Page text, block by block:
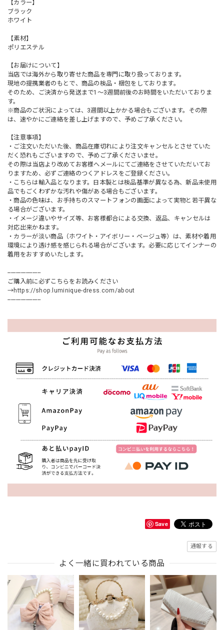
【カラー】
ブラック
ホワイト
【素材】
ポリエステル
【お届けについて】
当店では海外から取り寄せた商品を専門に取り扱っております。
現地の提携業者のもとで、商品の検品・梱包をしております。
そのため、ご決済から発送まで1～3週間前後のお時間をいただいておりま
す。
※商品のご状況によっては、3週間以上かかる場合もございます。その際
は、速やかにご連絡を差し上げますので、予めご了承ください。
【注意事項】
・ご注文いただいた後、商品在庫切れにより注文キャンセルとさせていた
だく恐れもございますので、予めご了承くださいませ。
その際は当店より改めてお客様へメールにてご連絡をさせていただいてお
りますため、必ずご連絡のつくアドレスをご登録ください。
・こちらは輸入品となります。日本製とは検品基準が異なる為、新品未使用
品でもごくわずかな汚れや傷がある場合もございます。
・商品の色味は、お手持ちのスマートフォンの画面によって実物と若干異な
る場合がございます。
・イメージ違いやサイズ等、お客様都合による交換、返品、キャンセルは
対応出来かねます。
・カラーが淡い商品（ホワイト・アイボリー・ベージュ等）は、素材や着用
環境により透け感を感じられる場合がございます。必要に応じてインナーの
着用をおすすめいたします。
--------------------
ご購入前に必ずこちらをお読みください
→https://shop.luminique-dress.com/about
--------------------
Save
通報する
よく一緒に買われている商品